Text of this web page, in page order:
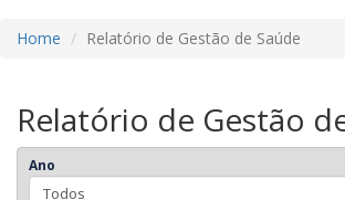
Home Relatório de Gestão de Saúde
Relatório de Gestão
Ano